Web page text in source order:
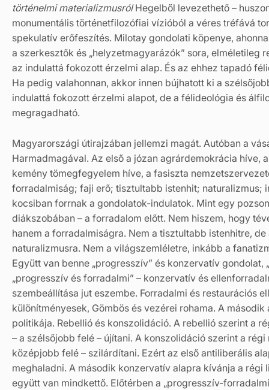
történelmi materializmusrólHegelből levezethető –
monumentális történetfilozófiai vízióból a véres tréfává
spekulatív erőfeszítés. Milotay gondolati köpenye,
a szerkesztők és „helyzetmagyarázók” sora, elméletileg
az indulattá fokozott érzelmi alap. És az ehhez tapadó
Ha pedig valahonnan, akkor innen bújhatott ki a
indulattá fokozott érzelmi alapot, de a félideológia és
megragadható.
Magyarországi útirajzában jellemzi magát. Autóban a
Harmadmagával. Az első a józan agrárdemokrácia híve,
kemény tömegfegyelem híve, a fasiszta
forradalmiság; faji erő; tisztultabb istenhit; naturalizmus;
kocsiban forrnak a gondolatok-indulatok. Mint egy
diákszobában – a forradalom előtt. Nem hiszem, hogy
hanem a forradalmiságra. Nem a tisztultabb istenhitre,
naturalizmusra. Nem a világszemléletre, inkább a
Együtt van benne „progresszív” és konzervatív
„progresszív és forradalmi” – konzervatív és
szembeállítása jut eszembe. Forradalmi és restaurációs
különítményesek, Gömbös és vezérei rohama. A
politikája. Rebellió és konszolidáció. A rebellió szerint a
– a szélsőjobb felé – újítani. A konszolidáció szerint a
középjobb felé – szilárdítani. Ezért az első antiliberális
meghaladni. A második konzervatív alapra kívánja a
együtt van mindkettő. Előtérben a „progresszív-